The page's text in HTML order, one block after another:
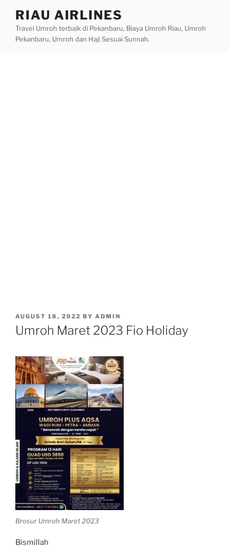
content
RIAU AIRLINES
Travel Umroh terbaik di Pekanbaru, Biaya Umroh Riau, Umroh
Pekanbaru, Umroh dan Haji Sesuai Sunnah.
POSTED
ON
AUGUST 18, 2022 BY ADMIN
Umroh Maret 2023 Fio Holiday
Brosur Umroh Maret 2023
Bismillah